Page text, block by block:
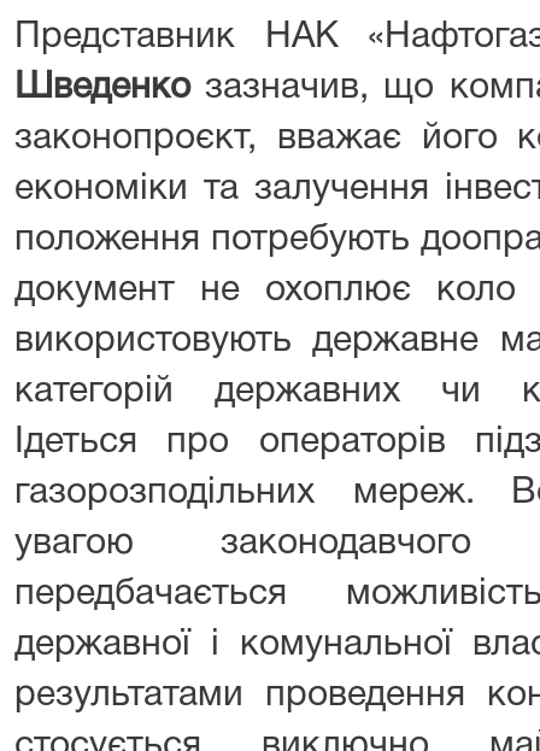
Представник НАК
Шведенко зазначив, що
законопроєкт, вважає його
економіки та залучення
положення потребують
документ не охоплює коло
використовують державне
категорій державних чи
Ідеться про операторів
газорозподільних мереж.
увагою законодавчого
передбачається
державної і комунальної
результатами проведення